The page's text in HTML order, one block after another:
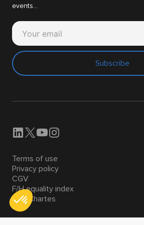
events...
Subscribe
Terms of use
Privacy policy
CGV
F/H equality index
Nos Chartes